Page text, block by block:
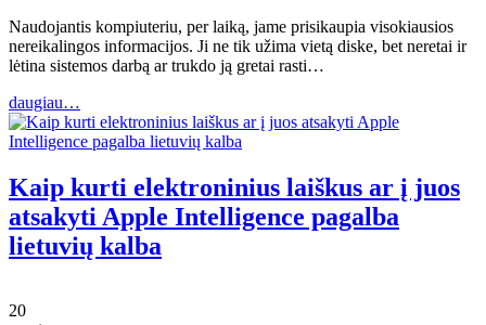
Naudojantis kompiuteriu, per laiką, jame prisikaupia visokiausios
nereikalingos informacijos. Ji ne tik užima vietą diske, bet neretai ir
lėtina sistemos darbą ar trukdo ją gretai rasti…
daugiau…
Kaip kurti elektroninius laiškus ar į juos
atsakyti Apple Intelligence pagalba
lietuvių kalba
20